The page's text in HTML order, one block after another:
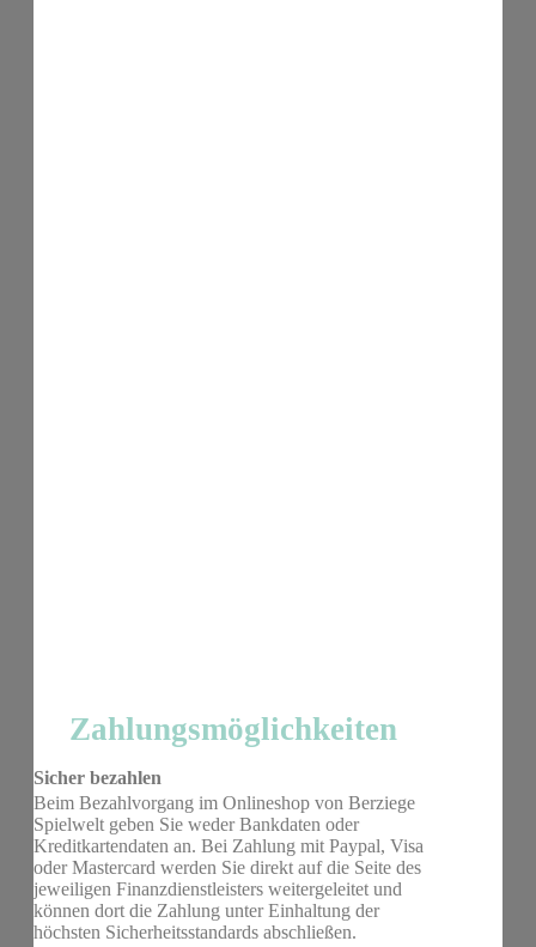
Zahlungsmöglichkeiten
Sicher bezahlen
Beim Bezahlvorgang im Onlineshop von Berziege
Spielwelt geben Sie weder Bankdaten oder
Kreditkartendaten an. Bei Zahlung mit Paypal, Visa
oder Mastercard werden Sie direkt auf die Seite des
jeweiligen Finanzdienstleisters weitergeleitet und
können dort die Zahlung unter Einhaltung der
höchsten Sicherheitsstandards abschließen.